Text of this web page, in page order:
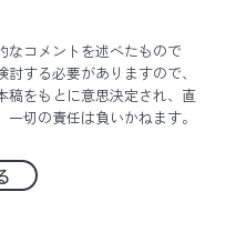
なコメントを述べたもので
する必要がありますので、
稿をもとに意思決定され、直
切の責任は負いかねます。